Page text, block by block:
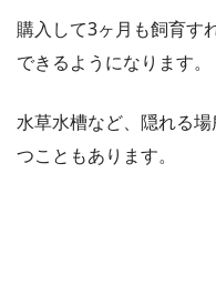
購入して3ヶ月も飼育す
できるようになります。
水草水槽など、隠れる
つこともあります。